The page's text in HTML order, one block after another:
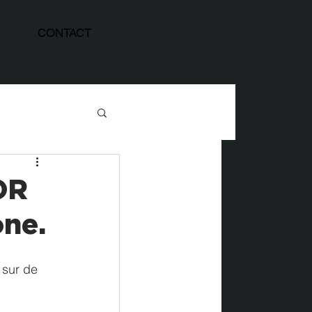
CONTACT
de